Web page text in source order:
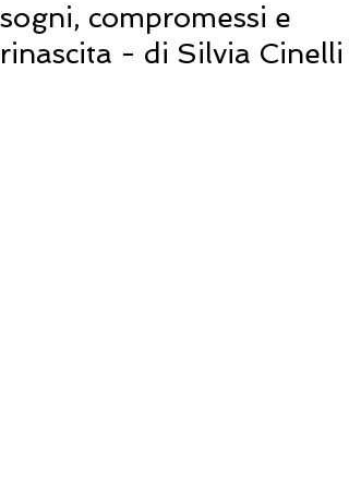
sogni, compromessi e
rinascita - di Silvia Cinelli